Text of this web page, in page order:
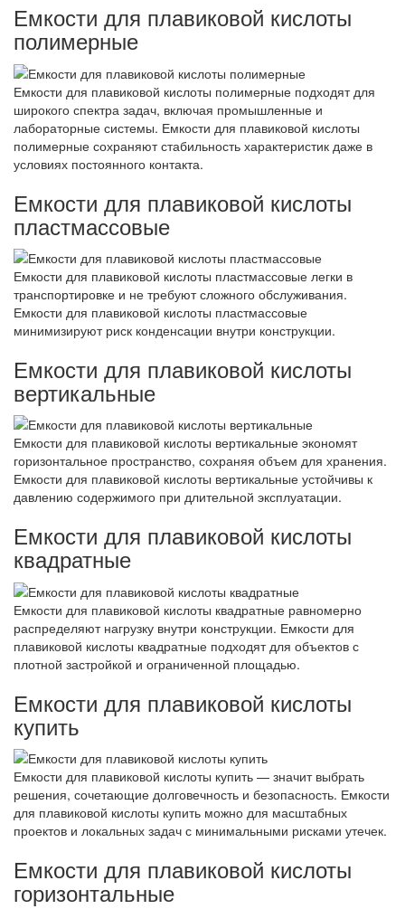
Емкости для плавиковой кислоты
полимерные
Емкости для плавиковой кислоты полимерные подходят для
широкого спектра задач, включая промышленные и
лабораторные системы. Емкости для плавиковой кислоты
полимерные сохраняют стабильность характеристик даже в
условиях постоянного контакта.
Емкости для плавиковой кислоты
пластмассовые
Емкости для плавиковой кислоты пластмассовые легки в
транспортировке и не требуют сложного обслуживания.
Емкости для плавиковой кислоты пластмассовые
минимизируют риск конденсации внутри конструкции.
Емкости для плавиковой кислоты
вертикальные
Емкости для плавиковой кислоты вертикальные экономят
горизонтальное пространство, сохраняя объем для хранения.
Емкости для плавиковой кислоты вертикальные устойчивы к
давлению содержимого при длительной эксплуатации.
Емкости для плавиковой кислоты
квадратные
Емкости для плавиковой кислоты квадратные равномерно
распределяют нагрузку внутри конструкции. Емкости для
плавиковой кислоты квадратные подходят для объектов с
плотной застройкой и ограниченной площадью.
Емкости для плавиковой кислоты
купить
Емкости для плавиковой кислоты купить — значит выбрать
решения, сочетающие долговечность и безопасность. Емкости
для плавиковой кислоты купить можно для масштабных
проектов и локальных задач с минимальными рисками утечек.
Емкости для плавиковой кислоты
горизонтальные